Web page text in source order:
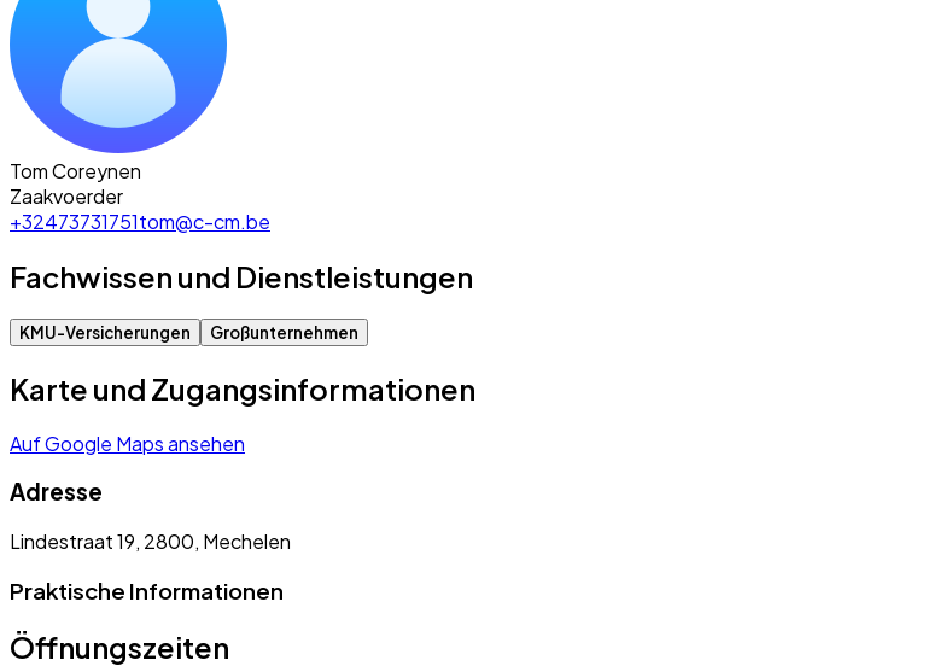
Tom Coreynen
Zaakvoerder
+32473731751tom@c-cm.be
Fachwissen und Dienstleistungen
KMU-Versicherungen Großunternehmen
Karte und Zugangsinformationen
Auf Google Maps ansehen
Adresse
Lindestraat 19, 2800, Mechelen
Praktische Informationen
Öffnungszeiten